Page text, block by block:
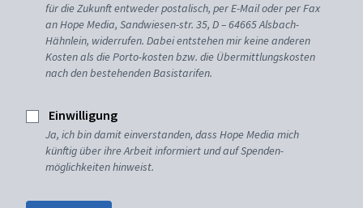
für die Zukunft entweder postalisch, per E-Mail oder per Fax
an Hope Media, Sandwiesen-str. 35, D – 64665 Alsbach-
Hähnlein, widerrufen. Dabei entstehen mir keine anderen
Kosten als die Porto-kosten bzw. die Übermittlungskosten
nach den bestehenden Basistarifen.
Einwilligung
Ja, ich bin damit einverstanden, dass Hope Media mich
künftig über ihre Arbeit informiert und auf Spenden-
möglichkeiten hinweist.